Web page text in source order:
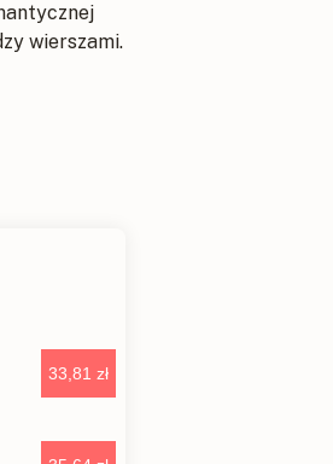
wierszami.